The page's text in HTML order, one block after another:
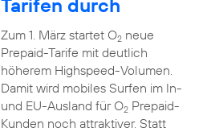
Tarifen durch
Zum 1. März startet O2neue
Prepaid-Tarife mit deutlich
höherem Highspeed-Volumen.
Damit wird mobiles Surfen im In-
und EU-Ausland für O2Prepaid-
Kunden noch attraktiver. Statt